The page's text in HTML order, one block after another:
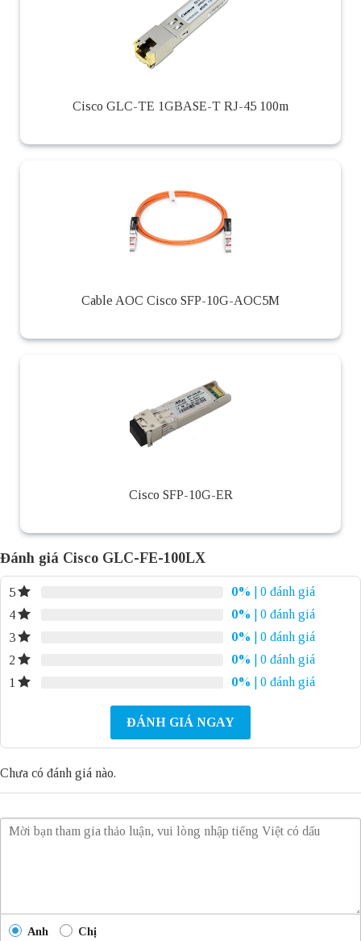
Cisco GLC-TE 1GBASE-T RJ-45 100m
Cable AOC Cisco SFP-10G-AOC5M
Cisco SFP-10G-ER
Đánh giá Cisco GLC-FE-100LX
5 0%
| 0 đánh giá
4
0%
| 0 đánh giá
3
0%
| 0 đánh giá
2
0%
| 0 đánh giá
1
0% | 0 đánh giá
ĐÁNH GIÁ NGAY
Chưa có đánh giá nào.
Anh Chị